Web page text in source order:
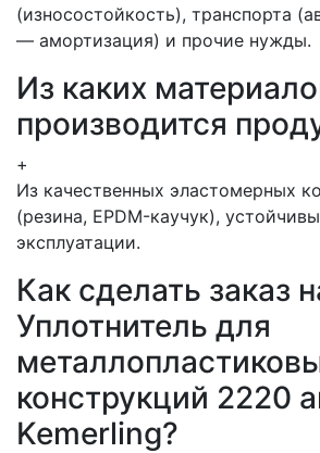
(износостойкость), транспорта
— амортизация) и прочие нужды.
Из каких
производится
+
Из качественных эластомерных
(резина, EPDM-каучук),
эксплуатации.
Как сделать заказ
Уплотнитель для
конструкций 2220
Kemerling?